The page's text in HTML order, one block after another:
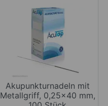
Akupunkturnadeln mit
Metallgriff, 0,25x40 mm,